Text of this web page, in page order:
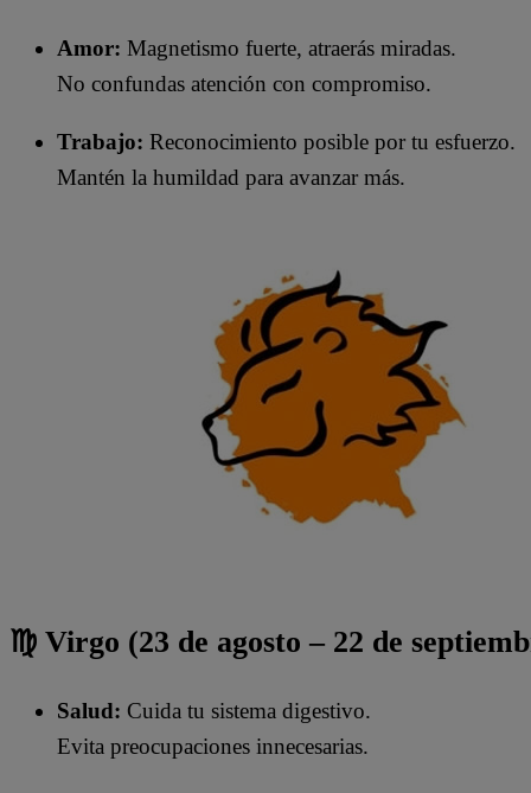
Amor: Magnetismo fuerte, atraerás miradas.
No confundas atención con compromiso.
Trabajo: Reconocimiento posible por tu esfuerzo.
Mantén la humildad para avanzar más.
♍ Virgo (23 de agosto – 22 de
Salud: Cuida tu sistema digestivo.
Evita preocupaciones innecesarias.